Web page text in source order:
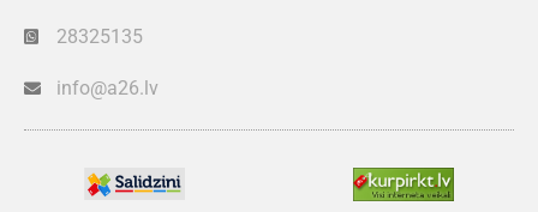
28325135
info@a26.lv